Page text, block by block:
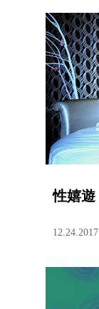
性嬉遊
12.24.2017